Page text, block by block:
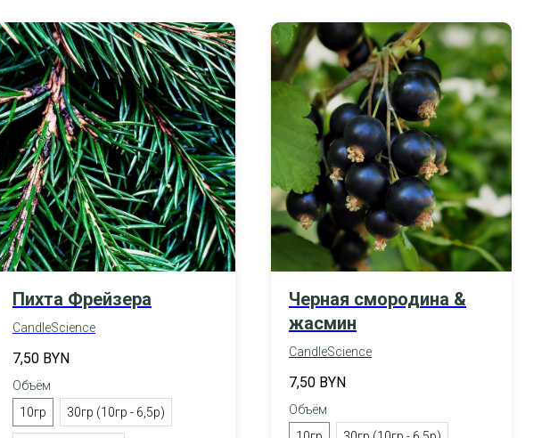
Пихта Фрейзера
CandleScience
7,50 BYN
Объём
10гр
30гр (10гр - 6,5р)
Черная смородина &
жасмин
CandleScience
7,50 BYN
Объём